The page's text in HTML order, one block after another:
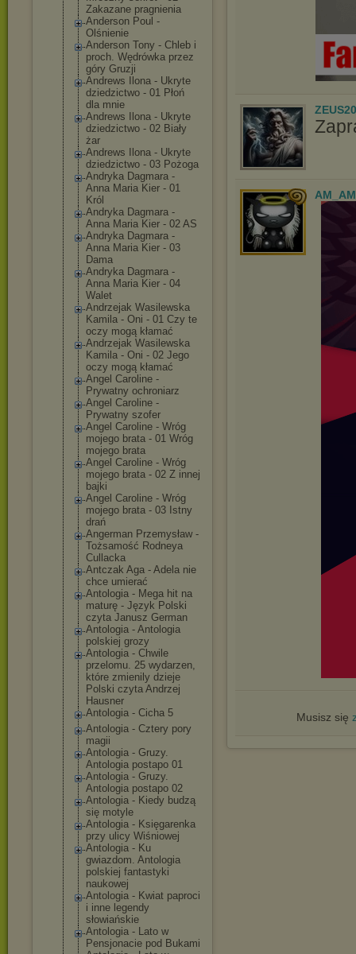
Zakazane pragnienia
Anderson Poul -
Olśnienie
Anderson Tony - Chleb i
proch. Wędrówka przez
góry Gruzji
Andrews Ilona - Ukryte
dziedzictwo - 01 Płoń
dla mnie
Andrews Ilona - Ukryte
dziedzictwo - 02 Biały
żar
Andrews Ilona - Ukryte
dziedzictwo - 03 Pożoga
Andryka Dagmara -
Anna Maria Kier - 01
Król
Andryka Dagmara -
Anna Maria Kier - 02 AS
Andryka Dagmara -
Anna Maria Kier - 03
Dama
Andryka Dagmara -
Anna Maria Kier - 04
Walet
Andrzejak Wasilewska
Kamila - Oni - 01 Czy te
oczy mogą kłamać
Andrzejak Wasilewska
Kamila - Oni - 02 Jego
oczy mogą kłamać
Angel Caroline -
Prywatny ochroniarz
Angel Caroline -
Prywatny szofer
Angel Caroline - Wróg
mojego brata - 01 Wróg
mojego brata
Angel Caroline - Wróg
mojego brata - 02 Z innej
bajki
Angel Caroline - Wróg
mojego brata - 03 Istny
drań
Angerman Przemysław -
Tożsamość Rodneya
Cullacka
Antczak Aga - Adela nie
chce umierać
Antologia - Mega hit na
maturę - Język Polski
czyta Janusz German
Antologia - Antologia
polskiej grozy
Antologia - Chwile
przelomu. 25 wydarzen,
które zmienily dzieje
Polski czyta Andrzej
Hausner
Antologia - Cicha 5
Antologia - Cztery pory
magii
Antologia - Gruzy.
Antologia postapo 01
Antologia - Gruzy.
Antologia postapo 02
Antologia - Kiedy budzą
się motyle
Antologia - Księgarenka
przy ulicy Wiśniowej
Antologia - Ku
gwiazdom. Antologia
polskiej fantastyki
naukowej
Antologia - Kwiat paproci
i inne legendy
słowiańskie
Antologia - Lato w
Pensjonacie pod Bukami
AM_AM
Musisz się